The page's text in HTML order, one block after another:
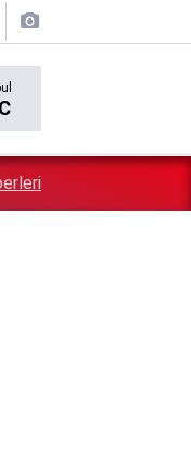
kazandıkları il, CHP'de